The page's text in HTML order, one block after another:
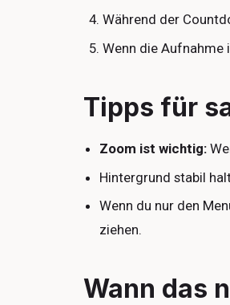
Während der
Wenn die Aufnahme
Tipps für
Zoom ist wichtig:
Hintergrund stabil
Wenn du nur den
ziehen.
Wann das